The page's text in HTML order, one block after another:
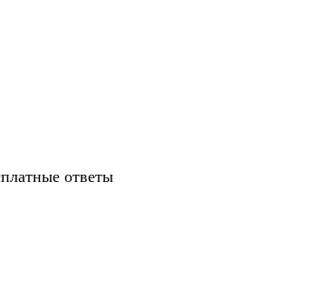
ответы